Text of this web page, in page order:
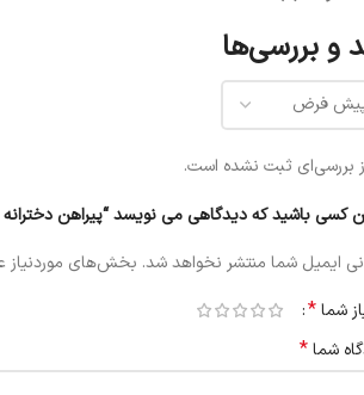
و بررسی‌ها
بررسی‌ای ثبت نشده است.
کسی باشید که دیدگاهی می نویسد “پیراهن دخترانه
ایمیل شما منتشر نخواهد شد. بخش‌های موردنیاز
شما*
شما*